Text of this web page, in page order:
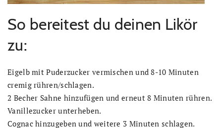
So bereitest du deinen Likör
zu:
Eigelb mit Puderzucker vermischen und 8-10 Minuten
cremig rühren/schlagen.
2 Becher Sahne hinzufügen und erneut 8 Minuten rühren.
Vanillezucker unterheben.
Cognac hinzugeben und weitere 3 Minuten schlagen.